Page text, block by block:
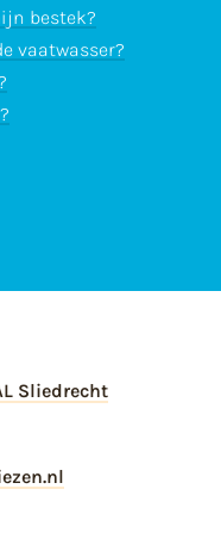
bestek?
vaatwasser?
Sliedrecht